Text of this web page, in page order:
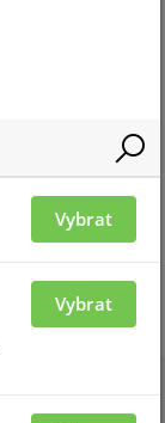
Vybrat
Vybrat